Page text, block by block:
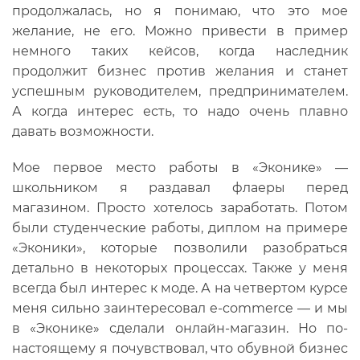
продолжалась, но я понимаю, что это мое
желание, не его. Можно привести в пример
немного таких кейсов, когда наследник
продолжит бизнес против желания и станет
успешным руководителем, предпринимателем.
А когда интерес есть, то надо очень плавно
давать возможности.
Мое первое место работы в «Эконике» —
школьником я раздавал флаеры перед
магазином. Просто хотелось заработать. Потом
были студенческие работы, диплом на примере
«Эконики», которые позволили разобраться
детально в некоторых процессах. Также у меня
всегда был интерес к моде. А на четвертом курсе
меня сильно заинтересовал e-commerce — и мы
в «Эконике» сделали онлайн-магазин. Но по-
настоящему я почувствовал, что обувной бизнес